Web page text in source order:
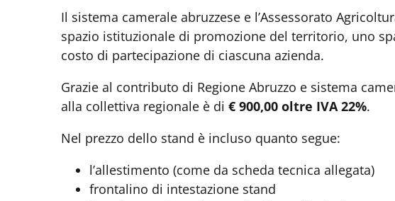
Il sistema camerale abruzzese e l’Assessorato
spazio istituzionale di promozione del territorio, uno
costo di partecipazione di ciascuna azienda.
Grazie al contributo di Regione Abruzzo e sistema
alla collettiva regionale è di € 900,00 oltre IVA 22%.
Nel prezzo dello stand è incluso quanto segue:
l’allestimento (come da scheda tecnica allegata)
frontalino di intestazione stand